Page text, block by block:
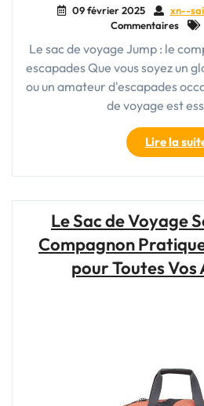
09 février 2025 xn--
Commentaires
Le sac de voyage Jump : le
escapades Que vous soyez un
ou un amateur d'escapades
de voyage est
Lire la
Le Sac de Voyage
Compagnon
pour Toutes Vos